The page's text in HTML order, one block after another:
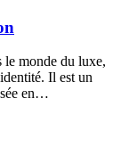
le monde du luxe,
Il est un
en…